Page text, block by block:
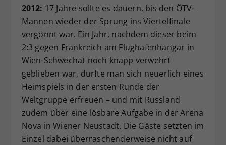
2012: 17 Jahre sollte es dauern, bis den ÖTV-
Mannen wieder der Sprung ins Viertelfinale
vergönnt war. Ein Jahr, nachdem dieser beim
2:3 gegen Frankreich am Flughafenhangar in
Wien-Schwechat noch knapp verwehrt
geblieben war, durfte man sich neuerlich eines
Heimspiels in der ersten Runde der
Weltgruppe erfreuen – und mit Russland
zudem über eine lösbare Aufgabe in der Arena
Nova in Wiener Neustadt. Die Gäste setzten im
Einzel dabei überraschenderweise nicht auf